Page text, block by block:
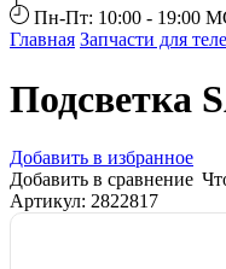
Пн-Пт: 10:00 - 19:00
Главная Запчасти для
Подсветка
Добавить в избранное
Добавить в сравнение
Артикул: 2822817